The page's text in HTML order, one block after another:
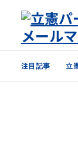
注目記事 立